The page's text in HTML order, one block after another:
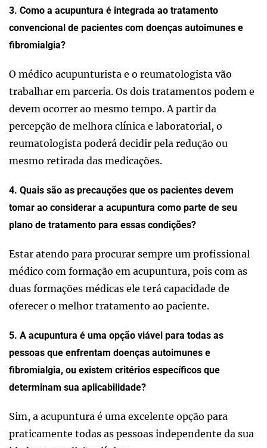
3. Como a acupuntura é integrada ao tratamento
convencional de pacientes com doenças autoimunes e
fibromialgia?
O médico acupunturista e o reumatologista vão
trabalhar em parceria. Os dois tratamentos podem e
devem ocorrer ao mesmo tempo. A partir da
percepção de melhora clínica e laboratorial, o
reumatologista poderá decidir pela redução ou
mesmo retirada das medicações.
4. Quais são as precauções que os pacientes devem
tomar ao considerar a acupuntura como parte de seu
plano de tratamento para essas condições?
Estar atendo para procurar sempre um profissional
médico com formação em acupuntura, pois com as
duas formações médicas ele terá capacidade de
oferecer o melhor tratamento ao paciente.
5. A acupuntura é uma opção viável para todas as
pessoas que enfrentam doenças autoimunes e
fibromialgia, ou existem critérios específicos que
determinam sua aplicabilidade?
Sim, a acupuntura é uma excelente opção para
praticamente todas as pessoas independente da sua